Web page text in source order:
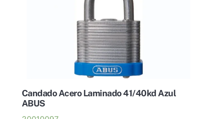
Candado Acero Laminado 41/40kd Azul
ABUS